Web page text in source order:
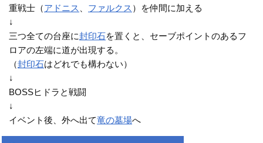
重戦士（アドニス ファルクス ）を仲間に加える
↓
三つ全ての台座に封印石を置くと、セーブポイントのあるフ
ロアの左端に道が出現する。
（封印石はどれでも構わない）
↓
BOSSヒドラと戦闘
↓
イベント後、外へ出て竜の墓場へ